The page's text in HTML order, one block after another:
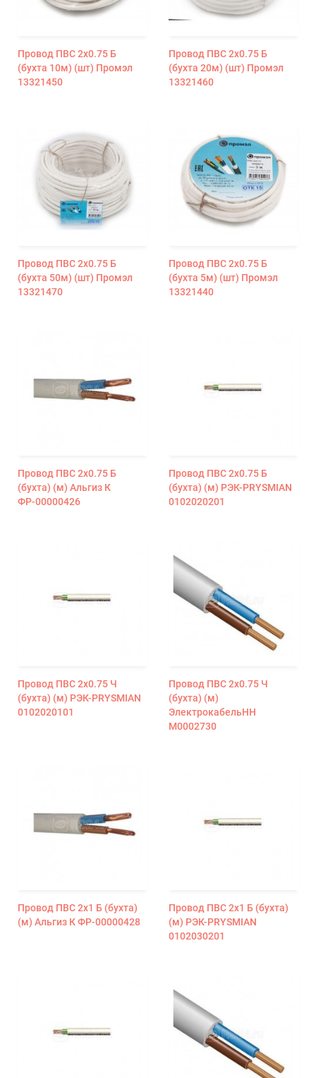
Провод ПВС 2х0.75 Б
(бухта 10м) (шт) Промэл
13321450
Провод ПВС 2х0.75 Б
(бухта 20м) (шт) Промэл
13321460
Провод ПВС 2х0.75 Б
(бухта 50м) (шт) Промэл
13321470
Провод ПВС 2х0.75 Б
(бухта 5м) (шт) Промэл
13321440
Провод ПВС 2х0.75 Б
(бухта) (м) Альгиз К
ФР-00000426
Провод ПВС 2х0.75 Б
(бухта) (м) РЭК-PRYSMIAN
0102020201
Провод ПВС 2х0.75 Ч
(бухта) (м) РЭК-PRYSMIAN
0102020101
Провод ПВС 2х0.75 Ч
(бухта) (м)
ЭлектрокабельНН
М0002730
Провод ПВС 2х1 Б (бухта)
(м) Альгиз К ФР-00000428
Провод ПВС 2х1 Б (бухта)
(м) РЭК-PRYSMIAN
0102030201